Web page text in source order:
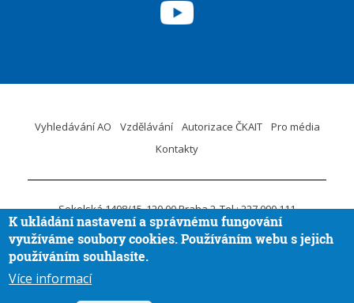
Vyhledávání AO Vzdělávání Autorizace ČKAIT
Pro média
Kontakty
Sokolská 1498/15 120 00 Praha 2 Tel.: 227 090 111
ID DS:krvaigt E-mail.:ckait@ckait.cz Ochrana osobních údajů
Oznámení porušení práva EU
K ukládání nastavení a správnému fungování
využíváme soubory cookies. Používáním webu s jejich
používáním souhlasíte.
Více informací